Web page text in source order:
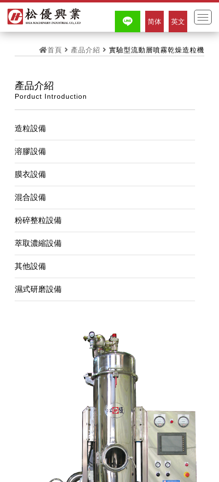
简体 英文
首頁 產品介紹 實驗型流動層噴霧乾燥造粒機
產品介紹
Porduct Introduction
造粒設備
溶膠設備
膜衣設備
混合設備
粉碎整粒設備
萃取濃縮設備
其他設備
濕式研磨設備